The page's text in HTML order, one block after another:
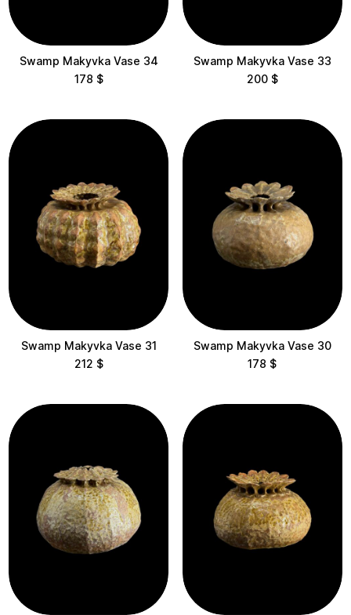
30-60 cm
60-100 cm
Swamp Makyvka Vase 34
178 $
Swamp Makyvka Vase 33
200 $
Swamp Makyvka Vase 31
212 $
Swamp Makyvka Vase 30
178 $